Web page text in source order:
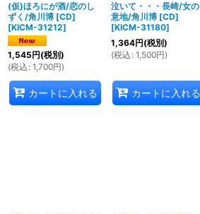
(仮)ほろにが酒/恋のし
ずく/角川博 [CD]
[KICM-31212]
1,545円(税別)
(税込 : 1,700円)
カートに入れる
泣いて・・・長崎/女の
意地/角川博 [CD]
[KICM-31180]
1,364円(税別)
(税込 : 1,500円)
カートに入れる